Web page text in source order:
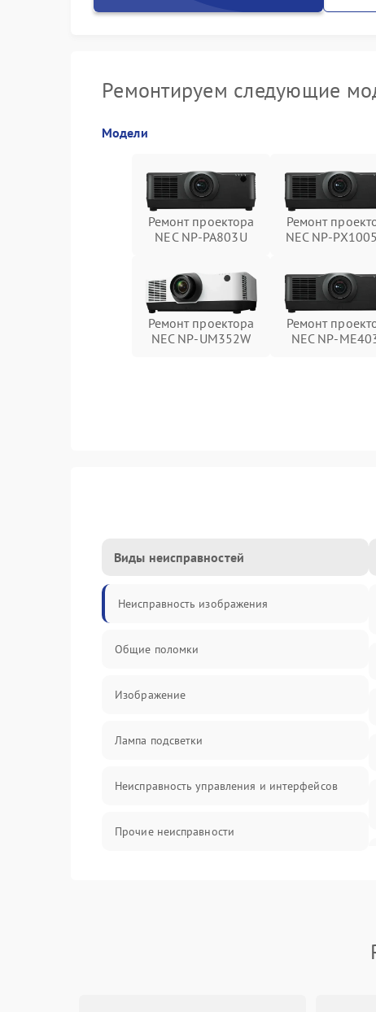
Ремонтируем следующие
Модели
Ремонт проектора
NEC NP-PA803U
Ремонт
NEC NP-
Ремонт проектора
NEC NP-UM352W
Ремонт
NEC NP-
Виды неисправностей
Неисправность изображения
Общие поломки
Изображение
Лампа подсветки
Неисправность управления и интерфейсов
Прочие неисправности